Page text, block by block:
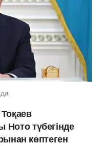
түбегінде
көптеген